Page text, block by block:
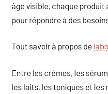
âge visible, chaque produit
pour répondre à des
Tout savoir à propos de
Entre les crèmes, les
les laits, les toniques et